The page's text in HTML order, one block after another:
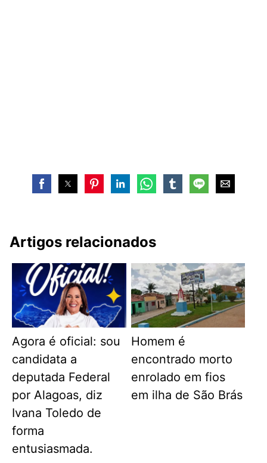
Artigos relacionados
Agora é oficial: sou
candidata a
deputada Federal
por Alagoas, diz
Ivana Toledo de
forma
entusiasmada.
Homem é
encontrado morto
enrolado em fios
em ilha de São Brás